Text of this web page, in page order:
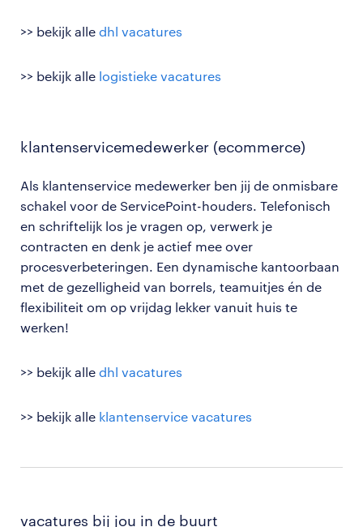
>> bekijk alle dhl vacatures
>> bekijk alle logistieke vacatures
klantenservicemedewerker (ecommerce)
Als klantenservice medewerker ben jij de onmisbare
schakel voor de ServicePoint-houders. Telefonisch
en schriftelijk los je vragen op, verwerk je
contracten en denk je actief mee over
procesverbeteringen. Een dynamische kantoorbaan
met de gezelligheid van borrels, teamuitjes én de
flexibiliteit om op vrijdag lekker vanuit huis te
werken!
>> bekijk alle dhl vacatures
>> bekijk alle klantenservice vacatures
vacatures bij jou in de buurt